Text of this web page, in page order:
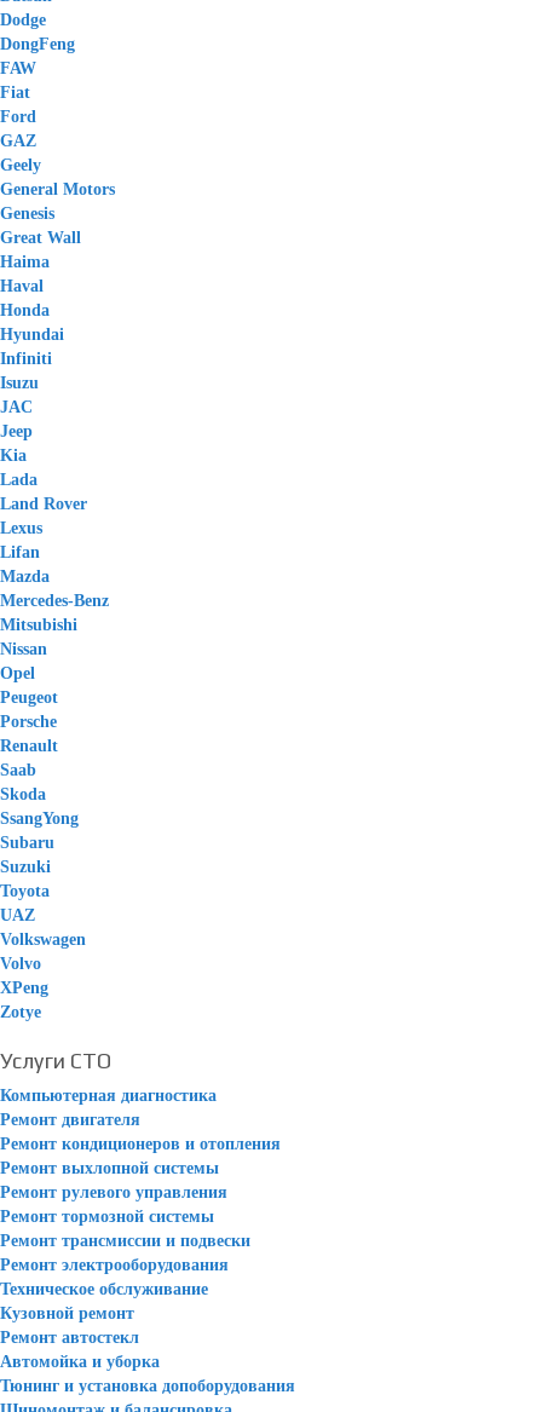
Dodge
DongFeng
FAW
Fiat
Ford
GAZ
Geely
General Motors
Genesis
Great Wall
Haima
Haval
Honda
Hyundai
Infiniti
Isuzu
JAC
Jeep
Kia
Lada
Land Rover
Lexus
Lifan
Mazda
Mercedes-Benz
Mitsubishi
Nissan
Opel
Peugeot
Porsche
Renault
Saab
Skoda
SsangYong
Subaru
Suzuki
Toyota
UAZ
Volkswagen
Volvo
XPeng
Zotye
Услуги СТО
Компьютерная диагностика
Ремонт двигателя
Ремонт кондиционеров и отопления
Ремонт выхлопной системы
Ремонт рулевого управления
Ремонт тормозной системы
Ремонт трансмиссии и подвески
Ремонт электрооборудования
Техническое обслуживание
Кузовной ремонт
Ремонт автостекл
Автомойка и уборка
Тюнинг и установка допоборудования